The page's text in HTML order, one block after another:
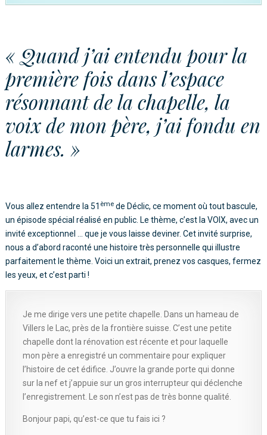
«Quand j’ai entendu pour la
première fois dans l’espace
résonnant de la chapelle, la
voix de mon père, j’ai fondu en
larmes. »
Vous allez entendre la 51 èmede Déclic, ce moment où tout bascule,
un épisode spécial réalisé en public. Le thème, c’est la VOIX, avec un
invité exceptionnel … que je vous laisse deviner. Cet invité surprise,
nous a d’abord raconté une histoire très personnelle qui illustre
parfaitement le thème. Voici un extrait, prenez vos casques, fermez
les yeux, et c’est parti !
Je me dirige vers une petite chapelle. Dans un hameau de
Villers le Lac, près de la frontière suisse. C’est une petite
chapelle dont la rénovation est récente et pour laquelle
mon père a enregistré un commentaire pour expliquer
l’histoire de cet édifice. J’ouvre la grande porte qui donne
sur la nef et j’appuie sur un gros interrupteur qui déclenche
l’enregistrement. Le son n’est pas de très bonne qualité.
Bonjour papi, qu’est-ce que tu fais ici ?